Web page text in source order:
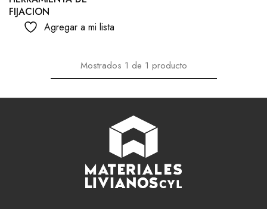
FIJACION
Agregar a mi lista
Mostrados 1 de 1 producto